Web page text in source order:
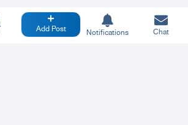
Add Post Notifications Chat